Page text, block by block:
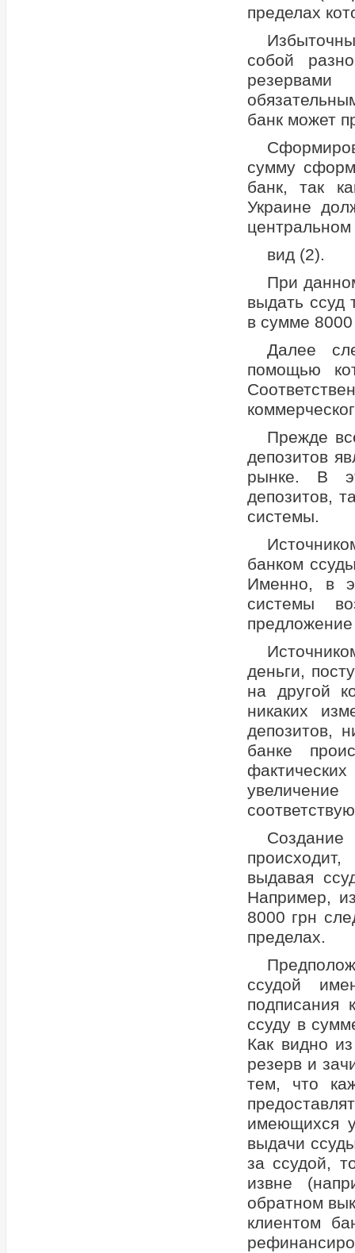
пределах
собой
банк может
сумму
банк, так
Украине
вид (2).
При
выдать ссуд
в сумме 8000
Далее
помощью
Прежде
депозитов
рынке. В
депозитов,
системы.
банком
Именно, в
системы
деньги,
на другой
никаких
депозитов,
банке
Создание
выдавая
Например,
8000 грн
пределах.
ссудой
подписания
ссуду в
Как видно
резерв и
тем, что
имеющихся
выдачи
за ссудой,
извне
обратном
клиентом